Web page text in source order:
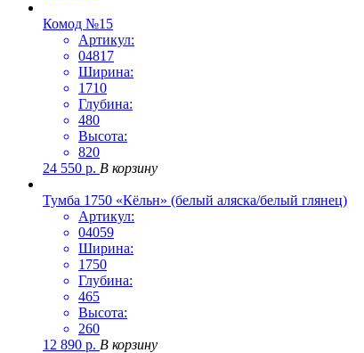
Комод №15
Артикул:
04817
Ширина:
1710
Глубина:
480
Высота:
820
24 550 р. В корзину
Тумба 1750 «Кёльн» (белый аляска/белый глянец)
Артикул:
04059
Ширина:
1750
Глубина:
465
Высота:
260
12 890 р. В корзину